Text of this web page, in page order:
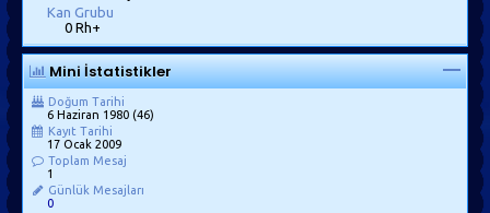
Kan Grubu
0 Rh+
Mini İstatistikler
Doğum Tarihi
6 Haziran 1980 (46)
Kayıt Tarihi
17 Ocak 2009
Toplam Mesaj
1
Günlük Mesajları
0